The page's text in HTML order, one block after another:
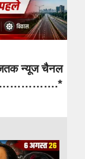
न्यूज चैनल